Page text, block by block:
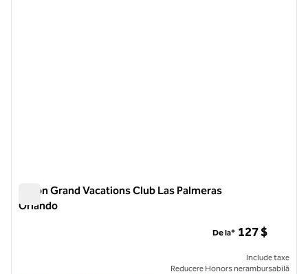
Hilton Grand Vacations Club Las Palmeras
Orlando
De la* 127 $
Include taxe
Reducere Honors nerambursabilă